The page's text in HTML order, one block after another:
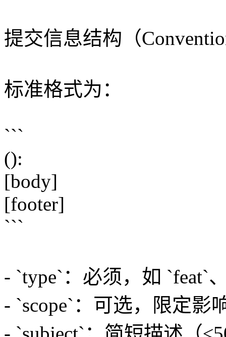
提交信息结构（
标准格式为：
```
():
[body]
[footer]
```
- `type`：必须，如 `feat`
- `scope`：可选，限定